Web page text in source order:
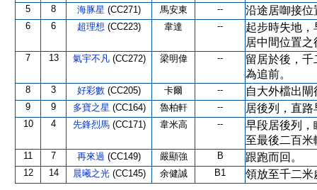
5 8 海豚星 (CC271) 馬安東 -- 沿途居啣接位
6 6 超理想 (CC223) 韋達 --
起步時失地
居中間位置
7 13 氣宇不凡 (CC272) 梁明偉 --
留居於後，
為追前。
8 3 好彩數 (CC205) 卡爾 -- 自大外檔出
9 9 多寶之星 (CC164) 魯柏軒 -- 居後列，直
10 4 先鋒烈馬 (CC171) 韋米高 --
早段居後列，
至最後二百米
11 7 再來過 (CC149) 嚴顯強 B 跟跑而回。
12 14 晨曦之光 (CC145) 余健誠 B1 領放至千二米